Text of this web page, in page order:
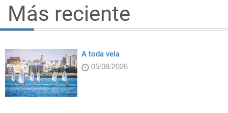
Más reciente
A toda vela
05/08/2026